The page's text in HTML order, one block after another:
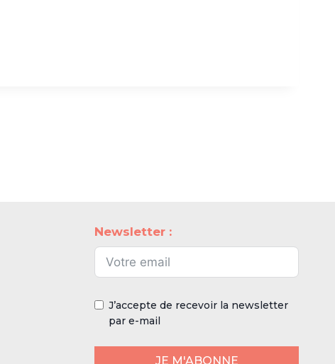
Newsletter :
J’accepte de recevoir la newsletter
par e-mail
JE M'ABONNE